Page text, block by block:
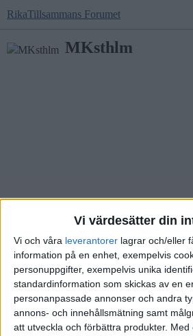
Vi värdesätter din
Vi och våra leverantorer lagrar och/eller
information på en enhet, exempelvis
personuppgifter, exempelvis unika
standardinformation som skickas av en
personanpassade annonser och andra
annons- och innehållsmätning samt
att utveckla och förbättra produkter. Med
RikaTillsammans Forumet
MKsthlm